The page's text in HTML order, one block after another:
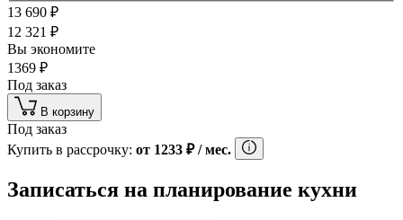
13 690 ₽
12 321 ₽
Вы экономите
1369 ₽
Под заказ
В корзину
Под заказ
Купить в рассрочку: от 1233 ₽/ мес.
Записаться на планирование кухни